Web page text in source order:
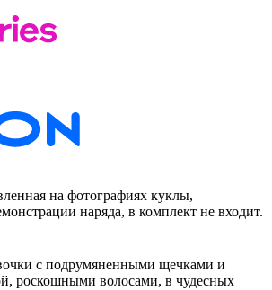
на фотографиях куклы,
наряда, в комплект не входит.
с подрумяненными щечками и
роскошными волосами, в чудесных